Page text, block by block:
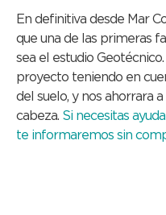
En definitiva desde Mar
que una de las primeras
sea el estudio
proyecto teniendo en
del suelo, y nos ahorrara
cabeza. Si necesitas
te informaremos sin